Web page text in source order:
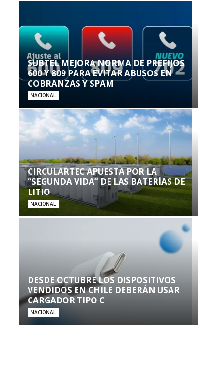
SUBTEL MEJORA NORMA DE PREFIJOS
600 Y 809 PARA EVITAR ABUSOS EN
COBRANZAS Y SPAM
NACIONAL
CIRCULARTEC APUESTA POR LA
“SEGUNDA VIDA” DE LAS BATERÍAS DE
LITIO
NACIONAL
DESDE OCTUBRE LOS DISPOSITIVOS
VENDIDOS EN CHILE DEBERÁN USAR
CARGADOR TIPO C
NACIONAL